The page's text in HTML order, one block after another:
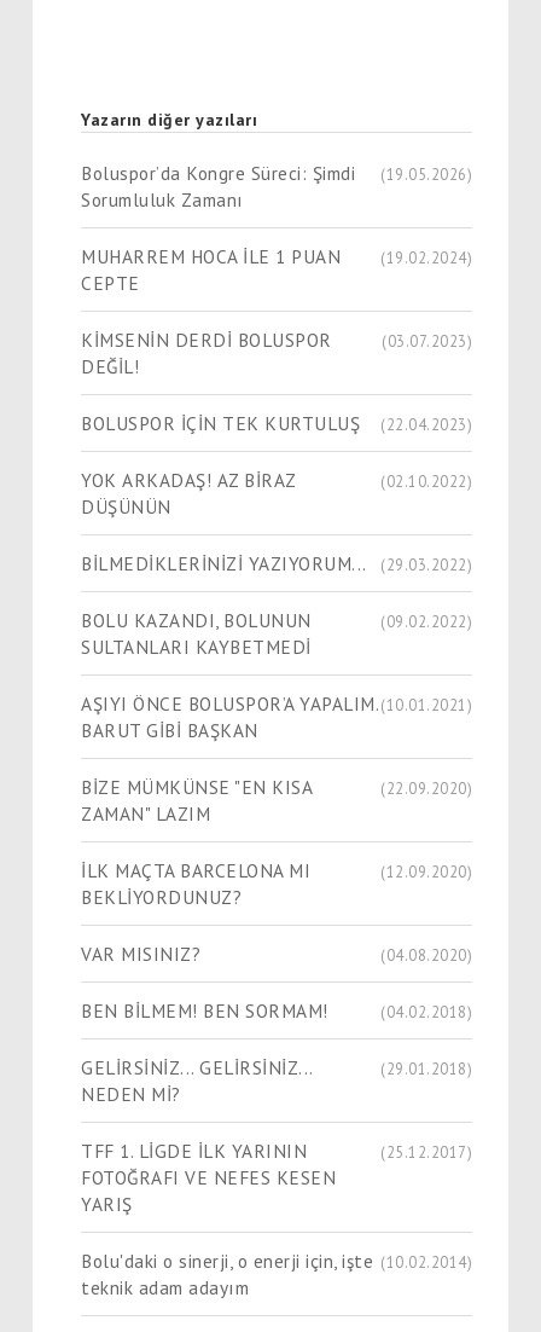
Yazarın diğer yazıları
Boluspor’da Kongre Süreci: Şimdi
Sorumluluk Zamanı
(19.05.2026)
MUHARREM HOCA İLE 1 PUAN
CEPTE
(19.02.2024)
KİMSENİN DERDİ BOLUSPOR
DEĞİL!
(03.07.2023)
BOLUSPOR İÇİN TEK KURTULUŞ (22.04.2023)
YOK ARKADAŞ! AZ BİRAZ
DÜŞÜNÜN
(02.10.2022)
BİLMEDİKLERİNİZİ YAZIYORUM... (29.03.2022)
BOLU KAZANDI, BOLUNUN
SULTANLARI KAYBETMEDİ
(09.02.2022)
AŞIYI ÖNCE BOLUSPOR’A YAPALIM.
BARUT GİBİ BAŞKAN
(10.01.2021)
BİZE MÜMKÜNSE "EN KISA
ZAMAN" LAZIM
(22.09.2020)
İLK MAÇTA BARCELONA MI
BEKLİYORDUNUZ?
(12.09.2020)
VAR MISINIZ? (04.08.2020)
BEN BİLMEM! BEN SORMAM! (04.02.2018)
GELİRSİNİZ... GELİRSİNİZ...
NEDEN Mİ?
(29.01.2018)
TFF 1. LİGDE İLK YARININ
FOTOĞRAFI VE NEFES KESEN
YARIŞ
(25.12.2017)
Bolu'daki o sinerji, o enerji için, işte
teknik adam adayım
(10.02.2014)